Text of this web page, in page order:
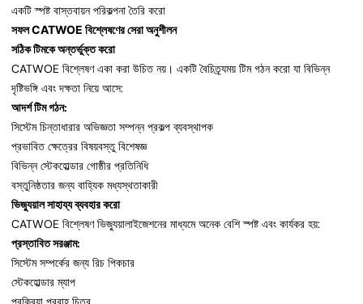
একটি স্পষ্ট বাস্তবায়ন পরিকল্পনা তৈরি করো
সফল CATWOE বিশ্লেষণের সেরা অনুশীলন
সঠিক টিমকে অন্তর্ভুক্ত করো
CATWOE বিশ্লেষণ একা করা উচিত নয়। একটি বৈচিত্র্যময় টিম গঠন করো যা বিভিন্ন
দৃষ্টিভঙ্গি এবং দক্ষতা নিয়ে আসে:
আদর্শ টিম গঠন:
সিস্টেম চিন্তাধারার অভিজ্ঞতা সম্পন্ন প্রকল্প ব্যবস্থাপক
প্রভাবিত ক্ষেত্রের বিষয়বস্তু বিশেষজ্ঞ
বিভিন্ন স্টেকহোল্ডার গোষ্ঠীর প্রতিনিধি
বস্তুনিষ্ঠতার জন্য বাহ্যিক মধ্যস্থতাকারী
ভিজ্যুয়াল সাহায্য ব্যবহার করো
CATWOE বিশ্লেষণ ভিজ্যুয়ালাইজেশনের মাধ্যমে অনেক বেশি স্পষ্ট এবং কার্যকর হয়:
প্রস্তাবিত সরঞ্জাম:
সিস্টেম সম্পর্কের জন্য রিচ পিকচার
স্টেকহোল্ডার ম্যাপ